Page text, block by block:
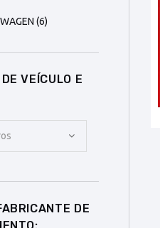
(6)
VEÍCULO E
DE